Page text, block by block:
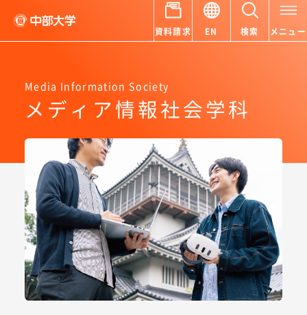
資料請求 EN 検索 メニュー
Media Information Society
メディア情報社会学科